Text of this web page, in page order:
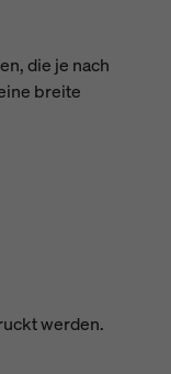
die je nach
breite
werden.